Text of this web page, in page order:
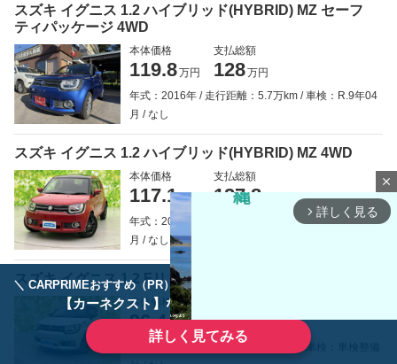
＼ CARPRIMEおすすめ（PR） ／
【カーネクスト】ならどんなクルマも高価買取
詳しく見てみる
スズキ イグニス 1.2 ハイブリッド(HYBRID) MZ セーフ
ティパッケージ 4WD
本体価格
119.8万円
支払総額
128万円
年式：2016年
走行距離：5.7万km
車検：R.9年04
月
なし
スズキ イグニス 1.2 ハイブリッド(HYBRID) MZ 4WD
本体価格
117.1万円
支払総額
127.8
年式：2016年
走行距離：2.8万km
車検：R.9年06
月
なし
スズキ イグニス 1.2 Fリミテッド
本体価格
96.4 111.9
年式：2017年
車検：車検整備
close
arrow_forward_ios 詳しく見る